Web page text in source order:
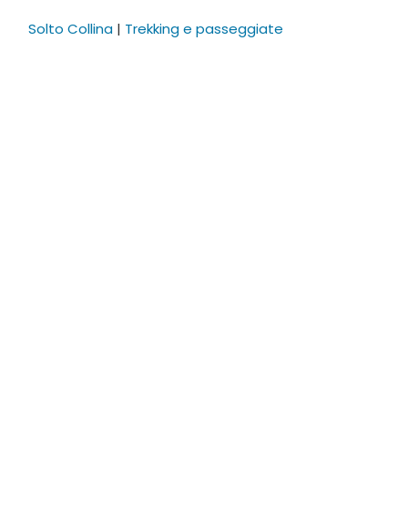
Solto Collina | Trekking e passeggiate